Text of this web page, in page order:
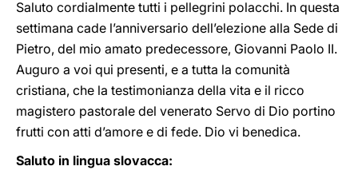
Saluto cordialmente tutti i pellegrini polacchi. In questa
settimana cade l’anniversario dell’elezione alla Sede di
Pietro, del mio amato predecessore, Giovanni Paolo II.
Auguro a voi qui presenti, e a tutta la comunità
cristiana, che la testimonianza della vita e il ricco
magistero pastorale del venerato Servo di Dio portino
frutti con atti d’amore e di fede. Dio vi benedica.
Saluto in lingua slovacca: